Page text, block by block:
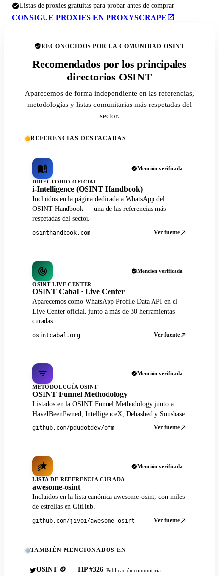
Listas de proxies gratuitas para probar antes de comprar
CONSIGUE PROXIES EN PROXYSCRAPE
RECONOCIDOS POR LA COMUNIDAD OSINT
Recomendados por los principales
directorios OSINT
Aparecemos de forma independiente en las referencias,
metodologías y listas comunitarias más respetadas del
sector.
REFERENCIAS DESTACADAS
Mención verificada
DIRECTORIO OFICIAL
i-Intelligence (OSINT Handbook)
Incluidos en la página dedicada a WhatsApp del
OSINT Handbook — una de las referencias más
respetadas del sector.
osinthandbook.com Ver fuente
Mención verificada
OSINT LIVE CENTER
OSINT Cabal · Live Center
Aparecemos como WhatsApp Profile Data API en el
Live Center oficial, junto a más de 30 herramientas
curadas.
osintcabal.org Ver fuente
Mención verificada
METODOLOGÍA OSINT
OSINT Funnel Methodology
Listados en la OSINT Funnel Methodology junto a
HaveIBeenPwned, IntelligenceX, Dehashed y Snusbase.
github.com/pdudotdev/ofm Ver fuente
Mención verificada
LISTA DE REFERENCIA CURADA
awesome-osint
Incluidos en la lista canónica awesome-osint, con miles
de estrellas en GitHub.
github.com/jivoi/awesome-osint Ver fuente
TAMBIÉN MENCIONADOS EN
OSINT 🪙 — TIP #326 Publicación comunitaria